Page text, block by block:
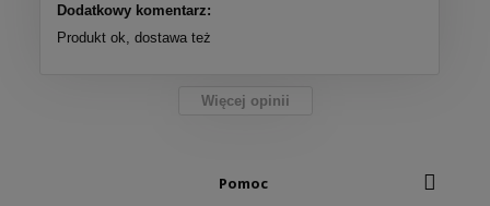
Dodatkowy komentarz:
Produkt ok, dostawa też
Więcej opinii
Pomoc